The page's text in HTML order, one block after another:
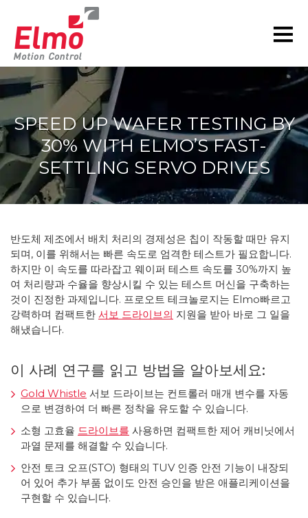
SPEED UP WAFER TESTING BY
30% WITH ELMO’S FAST-
SETTLING SERVO DRIVES
현재 위치:
반도체 제조에서 배치 처리의 경제성은 칩이 작동할 때만 유지
되며, 이를 위해서는 빠른 속도로 엄격한 테스트가 필요합니다.
하지만 이 속도를 따라잡고 웨이퍼 테스트 속도를 30%까지 높
여 처리량과 수율을 향상시킬 수 있는 테스트 머신을 구축하는
것이 진정한 과제입니다. 프로오트 테크놀로지는 Elmo빠르고
강력하며 컴팩트한 서보 드라이브의 지원을 받아 바로 그 일을
해냈습니다.
이 사례 연구를 읽고 방법을 알아보세요:
Gold Whistle 서보 드라이브는 컨트롤러 매개 변수를 자동
으로 변경하여 더 빠른 정착을 유도할 수 있습니다.
소형 고효율 드라이브를 사용하면 컴팩트한 제어 캐비닛에서
과열 문제를 해결할 수 있습니다.
안전 토크 오프(STO) 형태의 TUV 인증 안전 기능이 내장되
어 있어 추가 부품 없이도 안전 승인을 받은 애플리케이션을
구현할 수 있습니다.